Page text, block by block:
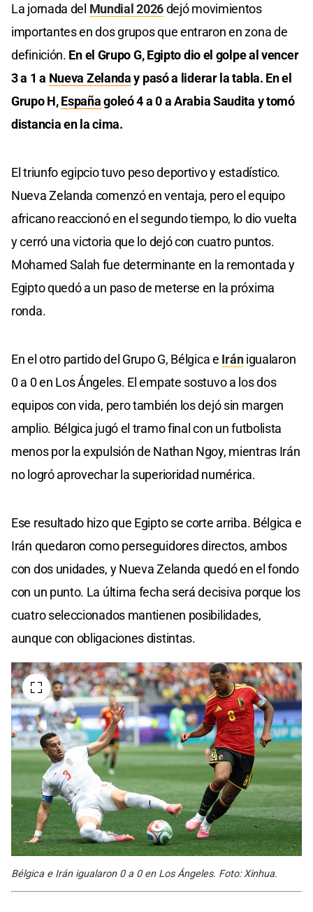
La jornada del Mundial 2026dejó movimientos
importantes en dos grupos que entraron en zona de
definición. En el Grupo G, Egipto dio el golpe al vencer
3 a 1 a Nueva Zelanday pasó a liderar la tabla. En el
Grupo H,Españagoleó 4 a 0 a Arabia Saudita y tomó
distancia en la cima.
El triunfo egipcio tuvo peso deportivo y estadístico.
Nueva Zelanda comenzó en ventaja, pero el equipo
africano reaccionó en el segundo tiempo, lo dio vuelta
y cerró una victoria que lo dejó con cuatro puntos.
Mohamed Salah fue determinante en la remontada y
Egipto quedó a un paso de meterse en la próxima
ronda.
En el otro partido del Grupo G, Bélgica e Iránigualaron
0 a 0 en Los Ángeles. El empate sostuvo a los dos
equipos con vida, pero también los dejó sin margen
amplio. Bélgica jugó el tramo final con un futbolista
menos por la expulsión de Nathan Ngoy, mientras Irán
no logró aprovechar la superioridad numérica.
Ese resultado hizo que Egipto se corte arriba. Bélgica e
Irán quedaron como perseguidores directos, ambos
con dos unidades, y Nueva Zelanda quedó en el fondo
con un punto. La última fecha será decisiva porque los
cuatro seleccionados mantienen posibilidades,
aunque con obligaciones distintas.
Bélgica e Irán igualaron 0 a 0 en Los Ángeles. Foto: Xinhua.